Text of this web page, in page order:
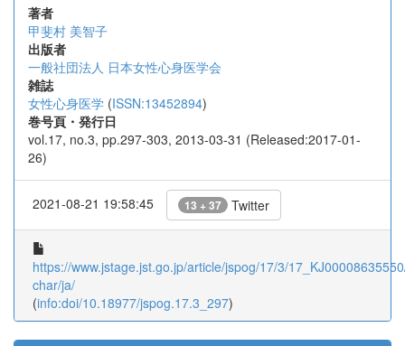
著者
甲斐村 美智子
出版者
一般社団法人 日本女性心身医学会
雑誌
女性心身医学 (ISSN:13452894)
巻号頁・発行日
vol.17, no.3, pp.297-303, 2013-03-31 (Released:2017-01-
26)
2021-08-21 19:58:45 13 + 37 Twitter
https://www.jstage.jst.go.jp/article/jspog/17/3/
char/ja/
(info:doi/10.18977/jspog.17.3_297)